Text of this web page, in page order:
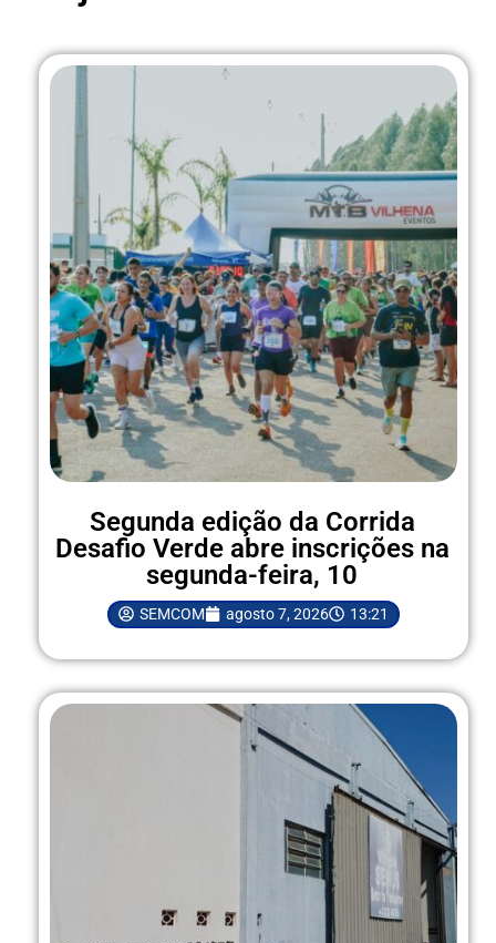
Segunda edição da Corrida
Desafio Verde abre inscrições na
segunda-feira, 10
SEMCOM agosto 7, 2026 13:21